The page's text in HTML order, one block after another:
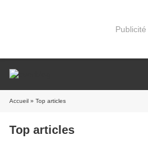
Publicité
Accueil » Top articles
Top articles